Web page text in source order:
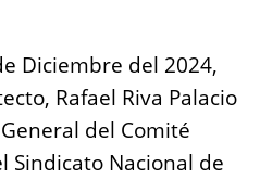
Diciembre del 2024,
Rafael Riva Palacio
del Comité
Sindicato Nacional de